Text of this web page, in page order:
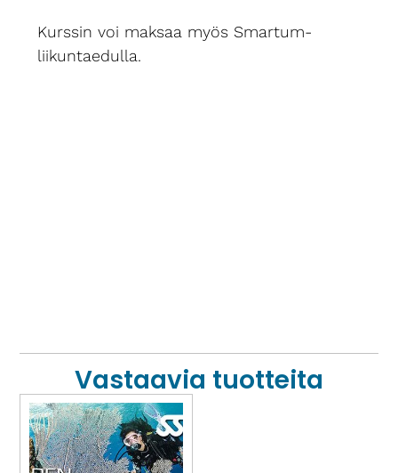
Kurssin voi maksaa myös Smartum-
liikuntaedulla.
Vastaavia tuotteita